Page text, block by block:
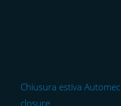
Chiusura estiva
closure